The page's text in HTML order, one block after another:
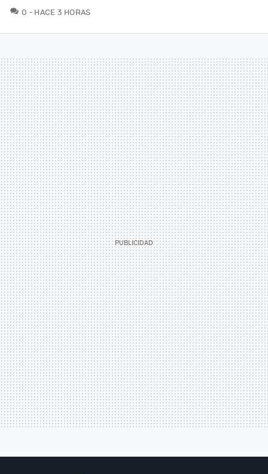
0 COMENTARIOS
HACE 3 HORAS